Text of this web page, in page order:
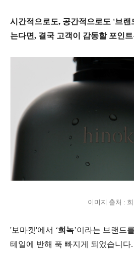
시간적으로도, 공간적으로도 '브
는다면, 결국 고객이 감동할 포인
이미지 출처 :
'보마켓'에서 ‘희녹’이라는 브랜드
테일에 반해 푹 빠지게 되었습니다